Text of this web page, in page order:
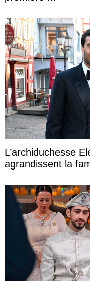
L’archiduchesse
agrandissent la